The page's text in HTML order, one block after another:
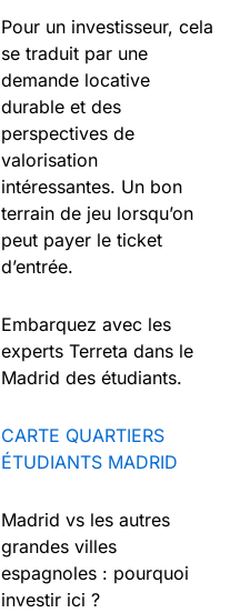
Pour un investisseur, cela
se traduit par une
demande locative
durable et des
perspectives de
valorisation
intéressantes. Un bon
terrain de jeu lorsqu’on
peut payer le ticket
d’entrée.
Embarquez avec les
experts Terreta dans le
Madrid des étudiants.
CARTE QUARTIERS
ÉTUDIANTS MADRID
Madrid vs les autres
grandes villes
espagnoles : pourquoi
investir ici ?